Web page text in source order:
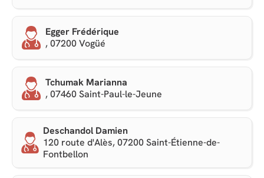
Egger Frédérique
, 07200 Vogüé
Tchumak Marianna
, 07460 Saint-Paul-le-Jeune
Deschandol Damien
120 route d'Alès, 07200 Saint-Étienne-de-
Fontbellon